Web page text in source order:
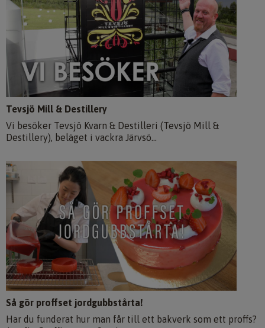
Tevsjö Mill & Destillery
Vi besöker Tevsjö Kvarn & Destilleri (Tevsjö Mill &
Destillery), beläget i vackra Järvsö...
Så gör proffset jordgubbstårta!
Har du funderat hur man får till ett bakverk som ett proffs?